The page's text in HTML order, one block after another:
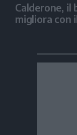
Calderone, il
migliora con